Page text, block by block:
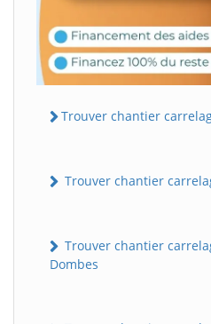
Trouver chantier
Trouver chantier
Trouver chantier
Dombes